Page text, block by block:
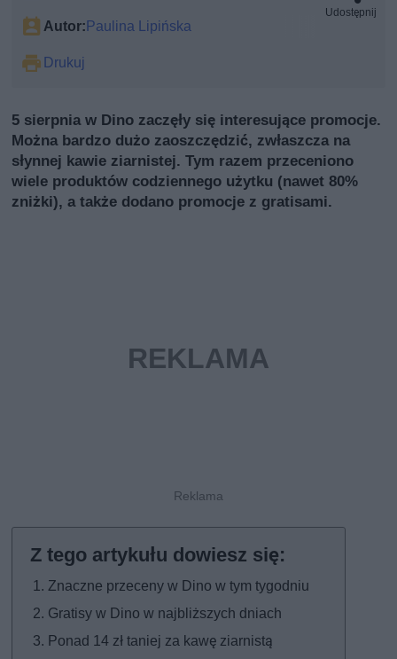
Autor: Paulina Lipińska
Drukuj
Udostępnij
5 sierpnia w Dino zaczęły się interesujące promocje.
Można bardzo dużo zaoszczędzić, zwłaszcza na
słynnej kawie ziarnistej. Tym razem przeceniono
wiele produktów codziennego użytku (nawet 80%
zniżki), a także dodano promocje z gratisami.
Znaczne przeceny w Dino w tym tygodniu
Gratisy w Dino w najbliższych dniach
Ponad 14 zł taniej za kawę ziarnistą